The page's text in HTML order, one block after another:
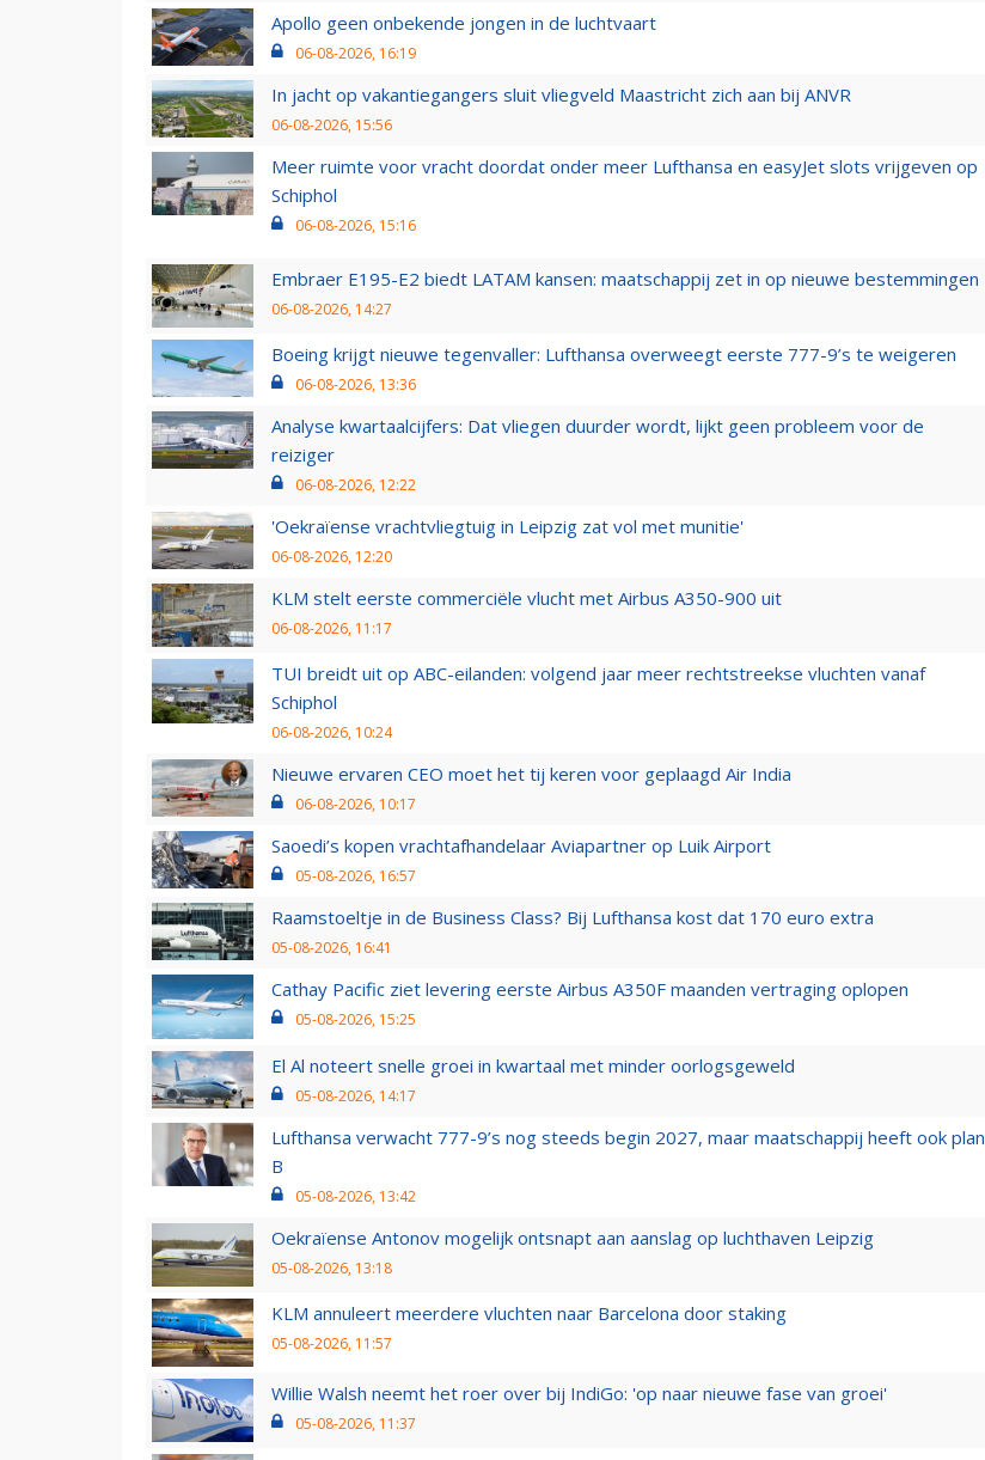
Apollo geen onbekende jongen in de luchtvaart
06-08-2026, 16:19
In jacht op vakantiegangers sluit vliegveld Maastricht zich aan bij ANVR
06-08-2026, 15:56
Meer ruimte voor vracht doordat onder meer Lufthansa en easyJet slots vrijgeven op
Schiphol
06-08-2026, 15:16
Embraer E195-E2 biedt LATAM kansen: maatschappij zet in op nieuwe bestemmingen
06-08-2026, 14:27
Boeing krijgt nieuwe tegenvaller: Lufthansa overweegt eerste 777-9’s te weigeren
06-08-2026, 13:36
Analyse kwartaalcijfers: Dat vliegen duurder wordt, lijkt geen probleem voor de
reiziger
06-08-2026, 12:22
'Oekraïense vrachtvliegtuig in Leipzig zat vol met munitie'
06-08-2026, 12:20
KLM stelt eerste commerciële vlucht met Airbus A350-900 uit
06-08-2026, 11:17
TUI breidt uit op ABC-eilanden: volgend jaar meer rechtstreekse vluchten vanaf
Schiphol
06-08-2026, 10:24
Nieuwe ervaren CEO moet het tij keren voor geplaagd Air India
06-08-2026, 10:17
Saoedi’s kopen vrachtafhandelaar Aviapartner op Luik Airport
05-08-2026, 16:57
Raamstoeltje in de Business Class? Bij Lufthansa kost dat 170 euro extra
05-08-2026, 16:41
Cathay Pacific ziet levering eerste Airbus A350F maanden vertraging oplopen
05-08-2026, 15:25
El Al noteert snelle groei in kwartaal met minder oorlogsgeweld
05-08-2026, 14:17
Lufthansa verwacht 777-9’s nog steeds begin 2027, maar maatschappij heeft ook plan
B
05-08-2026, 13:42
Oekraïense Antonov mogelijk ontsnapt aan aanslag op luchthaven Leipzig
05-08-2026, 13:18
KLM annuleert meerdere vluchten naar Barcelona door staking
05-08-2026, 11:57
Willie Walsh neemt het roer over bij IndiGo: 'op naar nieuwe fase van groei'
05-08-2026, 11:37